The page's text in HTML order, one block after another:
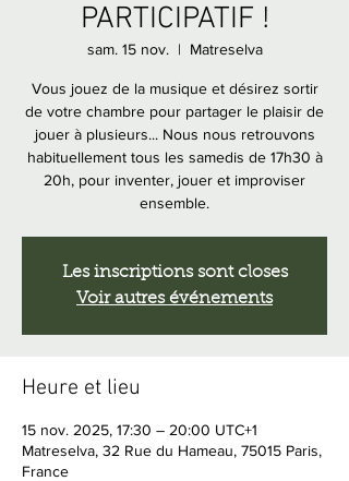
PARTICIPATIF !
sam. 15 nov.
  |
Matreselva
Vous jouez de la musique et désirez sortir
de votre chambre pour partager le plaisir de
jouer à plusieurs... Nous nous retrouvons
habituellement tous les samedis de 17h30 à
20h, pour inventer, jouer et improviser
ensemble.
Les inscriptions sont closes
Voir autres événements
Heure et lieu
15 nov. 2025, 17:30 – 20:00 UTC+1
Matreselva, 32 Rue du Hameau, 75015 Paris,
France